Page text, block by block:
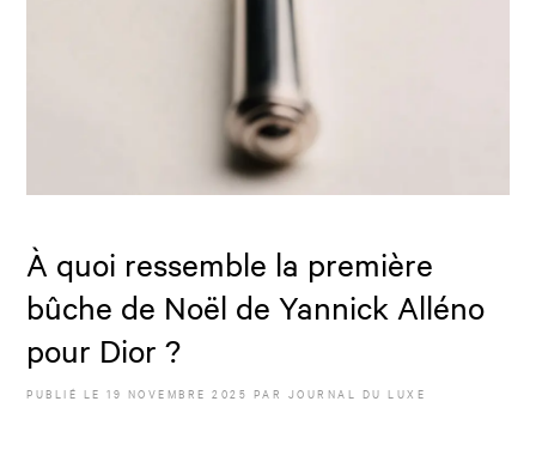
À quoi ressemble la première
bûche de Noël de Yannick Alléno
pour Dior ?
PUBLIÉ LE19 NOVEMBRE 2025 PAR JOURNAL DU LUXE